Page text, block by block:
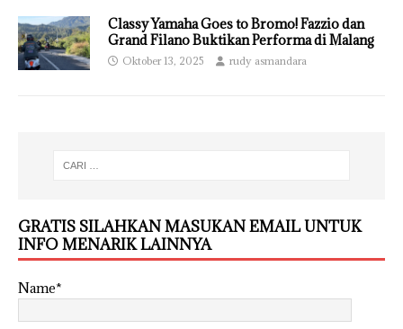
Classy Yamaha Goes to Bromo! Fazzio dan
Grand Filano Buktikan Performa di Malang
Oktober 13, 2025 rudy asmandara
GRATIS SILAHKAN MASUKAN EMAIL UNTUK
INFO MENARIK LAINNYA
Name*